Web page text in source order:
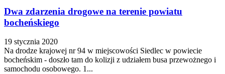
Dwa zdarzenia drogowe na terenie powiatu
bocheńskiego
19 stycznia 2020
Na drodze krajowej nr 94 w miejscowości Siedlec w powiecie
bocheńskim - doszło tam do kolizji z udziałem busa przewożnego i
samochodu osobowego. 1...